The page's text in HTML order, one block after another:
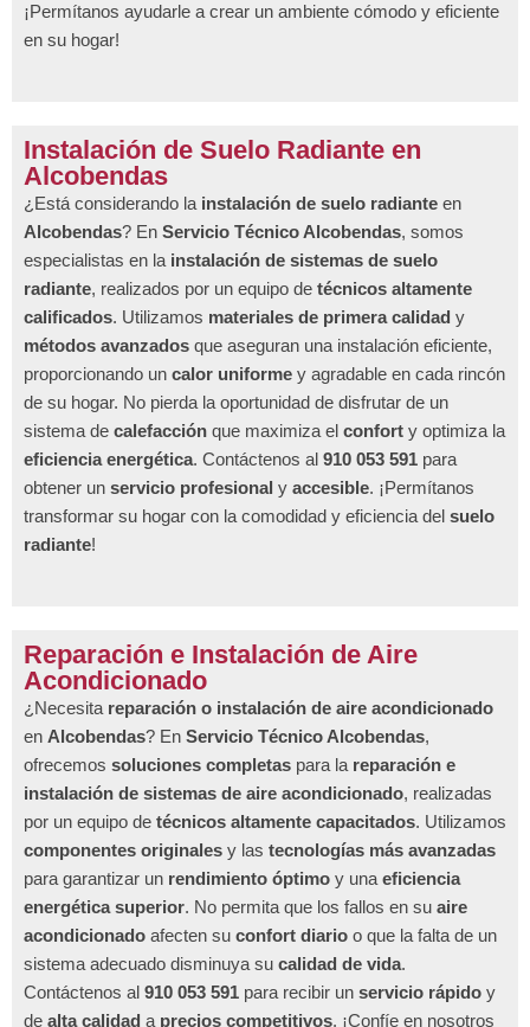
¡Permítanos ayudarle a crear un ambiente cómodo y eficiente
en su hogar!
Instalación de Suelo Radiante en
Alcobendas
¿Está considerando la instalación de suelo radiante en
Alcobendas? En Servicio Técnico Alcobendas, somos
especialistas en la instalación de sistemas de suelo
radiante, realizados por un equipo de técnicos altamente
calificados. Utilizamos materiales de primera calidad y
métodos avanzados que aseguran una instalación eficiente,
proporcionando un calor uniforme y agradable en cada rincón
de su hogar. No pierda la oportunidad de disfrutar de un
sistema de calefacción que maximiza el confort y optimiza la
eficiencia energética. Contáctenos al 910 053 591 para
obtener un servicio profesional y accesible. ¡Permítanos
transformar su hogar con la comodidad y eficiencia del suelo
radiante!
Reparación e Instalación de Aire
Acondicionado
¿Necesita reparación o instalación de aire acondicionado
en Alcobendas? En Servicio Técnico Alcobendas,
ofrecemos soluciones completas para la reparación e
instalación de sistemas de aire acondicionado, realizadas
por un equipo de técnicos altamente capacitados. Utilizamos
componentes originales y las tecnologías más avanzadas
para garantizar un rendimiento óptimo y una eficiencia
energética superior. No permita que los fallos en su aire
acondicionado afecten su confort diario o que la falta de un
sistema adecuado disminuya su calidad de vida.
Contáctenos al 910 053 591 para recibir un servicio rápido y
de alta calidad a precios competitivos. ¡Confíe en nosotros